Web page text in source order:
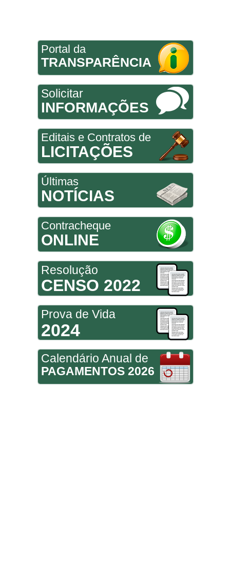
Portal da
TRANSPARÊNCIA
Solicitar
INFORMAÇÕES
Editais e Contratos de
LICITAÇÕES
Últimas
NOTÍCIAS
Contracheque
ONLINE
Resolução
CENSO 2022
Prova de Vida
2024
Calendário Anual de
PAGAMENTOS 2026